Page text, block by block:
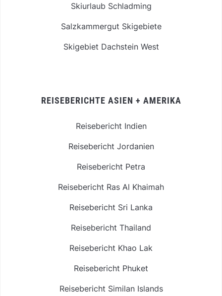
Skiurlaub Schladming
Salzkammergut Skigebiete
Skigebiet Dachstein West
REISEBERICHTE ASIEN + AMERIKA
Reisebericht Indien
Reisebericht Jordanien
Reisebericht Petra
Reisebericht Ras Al Khaimah
Reisebericht Sri Lanka
Reisebericht Thailand
Reisebericht Khao Lak
Reisebericht Phuket
Reisebericht Similan Islands